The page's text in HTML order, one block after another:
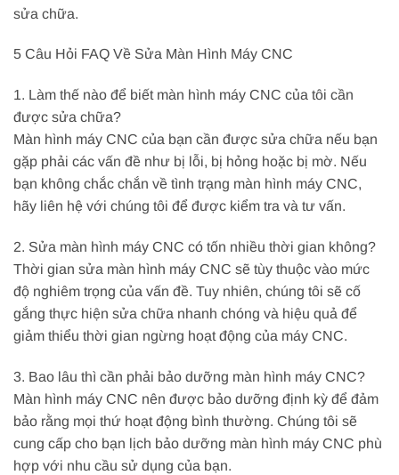
sửa chữa.
5 Câu Hỏi FAQ Về Sửa Màn Hình Máy CNC
1. Làm thế nào để biết màn hình máy CNC của tôi cần
được sửa chữa?
Màn hình máy CNC của bạn cần được sửa chữa nếu bạn
gặp phải các vấn đề như bị lỗi, bị hỏng hoặc bị mờ. Nếu
bạn không chắc chắn về tình trạng màn hình máy CNC,
hãy liên hệ với chúng tôi để được kiểm tra và tư vấn.
2. Sửa màn hình máy CNC có tốn nhiều thời gian không?
Thời gian sửa màn hình máy CNC sẽ tùy thuộc vào mức
độ nghiêm trọng của vấn đề. Tuy nhiên, chúng tôi sẽ cố
gắng thực hiện sửa chữa nhanh chóng và hiệu quả để
giảm thiểu thời gian ngừng hoạt động của máy CNC.
3. Bao lâu thì cần phải bảo dưỡng màn hình máy CNC?
Màn hình máy CNC nên được bảo dưỡng định kỳ để đảm
bảo rằng mọi thứ hoạt động bình thường. Chúng tôi sẽ
cung cấp cho bạn lịch bảo dưỡng màn hình máy CNC phù
hợp với nhu cầu sử dụng của bạn.